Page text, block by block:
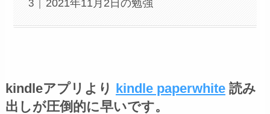
2021年11月2日の勉強
kindleアプリより kindle paperwhite読み
出しが圧倒的に早いです。